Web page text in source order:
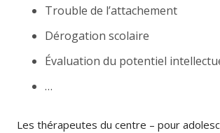
Trouble de l’attachement
Dérogation scolaire
Évaluation du potentiel
…
Les thérapeutes du centre – pour